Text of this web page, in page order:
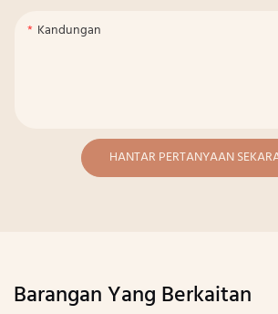
Kandungan
HANTAR PERTANYAAN
Barangan Yang Berkaitan